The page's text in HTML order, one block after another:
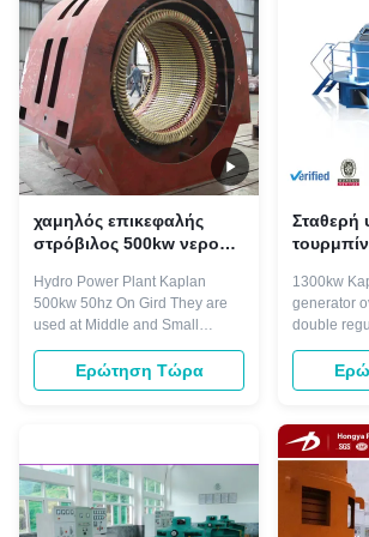
Excitations (SCR excitations,
DC excitation ...
head,head
greatly
χαμηλός επικεφαλής
στρόβιλος 500kw νερού
μανομετρικό ύψος
στήλης νερού
Hydro Power Plant Kaplan
500kw 50hz On Gird They are
used at Middle and Small
Hydropower Plant or
Hydropower Spot. The rated
output from 50KW to 20MW is
to 20MW Frequency 50HZ/60HZ
Generator Voltage 400V, 800V,
6300V, ...
Ερώτηση Τώρα
Σταθερή
1300kw
generator
double
fixed blade
blade With
system,
range of
vertical
Kaplan
...